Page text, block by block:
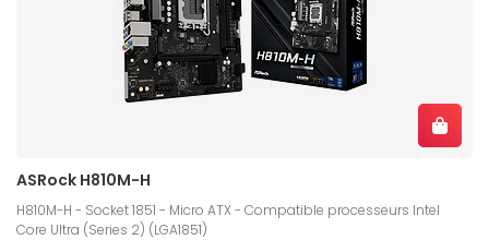
ASRock H810M-H
H810M-H - Socket 1851 - Micro ATX - Compatible processeurs Intel
Core Ultra (Series 2) (LGA1851)